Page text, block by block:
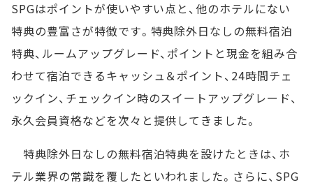
SPGはポイントが使いやすい点と、他のホテルにない
特典の豊富さが特徴です。特典除外日なしの無料宿泊
特典、ルームアップグレード、ポイントと現金を組み合
わせて宿泊できるキャッシュ＆ポイント、24時間チェ
ックイン、チェックイン時のスイートアップグレード、
永久会員資格などを次々と提供してきました。
特典除外日なしの無料宿泊特典を設けたときは、ホ
テル業界の常識を覆したといわれました。さらに、SPG